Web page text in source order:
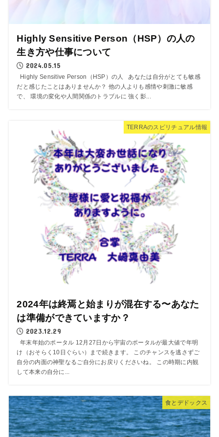
Highly Sensitive Person（HSP）の人の
生き方や仕事について
2024.05.15
Highly Sensitive Person（HSP）の人 あなたは自分がとても敏感
だと感じたことはありませんか？ 他の人よりも感情や刺激に敏感
で、 環境の変化や人間関係のトラブルに 強く影...
TERRAのスピリチュアル情報
2024年は終焉と始まりが混在する〜あなた
は準備ができていますか？
2023.12.29
年末年始のポータル 12月27日から宇宙のポータルが最大値で年明
け（おそらく10日ぐらい）まで続きます。 このチャンスを逃さずご
自分の内面の神聖なるご自分にお戻りくださいね。 この時期に内観
して本来の自分に...
食とデドックス